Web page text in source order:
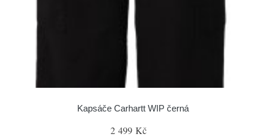
Kapsáče Carhartt WIP černá
2 499 Kč